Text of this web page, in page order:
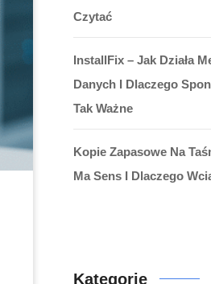
Czytać
InstallFix – Jak Działa
Danych I Dlaczego
Tak Ważne
Kopie Zapasowe Na
Ma Sens I Dlaczego
Kategorie